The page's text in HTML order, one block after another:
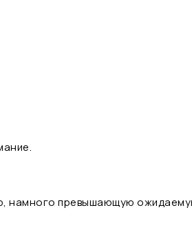
намного превышающую